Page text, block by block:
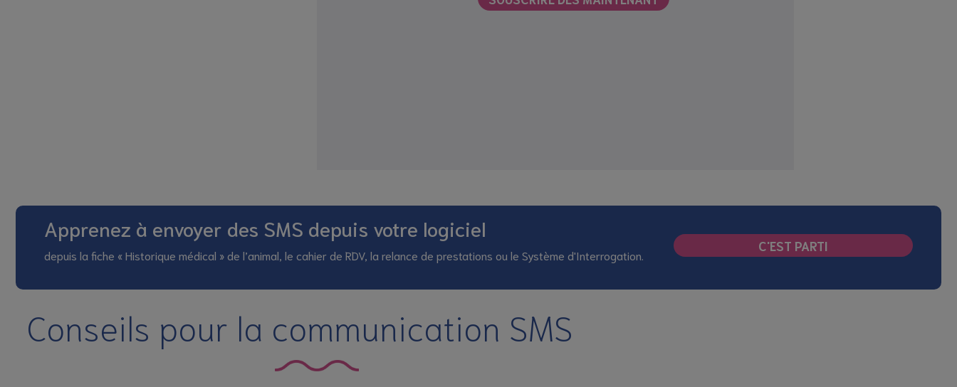
Apprenez à envoyer des SMS depuis votre logiciel
depuis la fiche « Historique médical » de l’animal, le cahier de RDV, la relance de prestations ou le Système d'Interrogation.
C'EST PARTI
Conseils pour la communication SMS